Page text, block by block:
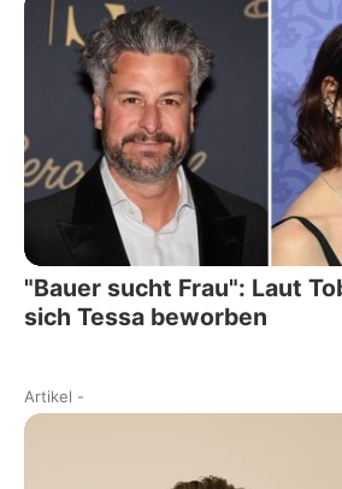
"Bauer sucht Frau": Laut
sich Tessa beworben
Artikel -